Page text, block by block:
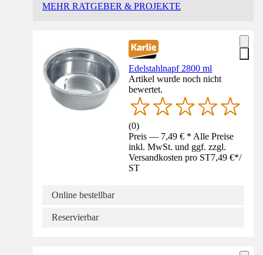
MEHR RATGEBER & PROJEKTE
Edelstahlnapf 2800 ml
Artikel wurde noch nicht
bewertet.
(0)
Preis — 7,49 € * Alle Preise
inkl. MwSt. und ggf. zzgl.
Versandkosten pro ST7,49 €*/
ST
Online bestellbar
Reservierbar